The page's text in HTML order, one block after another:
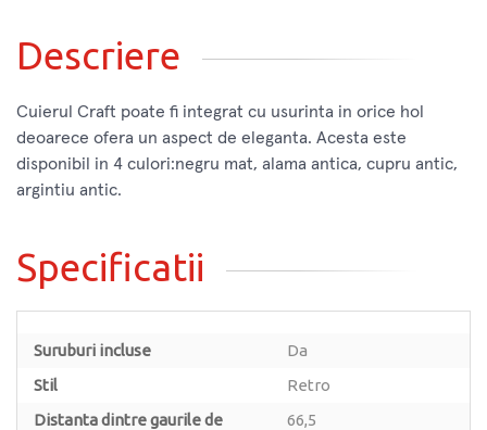
Descriere
Cuierul Craft poate fi integrat cu usurinta in orice hol
deoarece ofera un aspect de eleganta. Acesta este
disponibil in 4 culori:negru mat, alama antica, cupru antic,
argintiu antic.
Specificatii
Suruburi incluse
Da
Stil
Retro
Distanta dintre gaurile de
66,5